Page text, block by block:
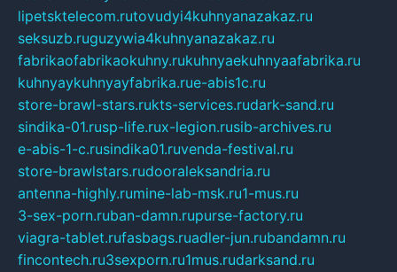
lipetsktelecom.rutovudyi4kuhnyanazakaz.ru
seksuzb.ruguzywia4kuhnyanazakaz.ru
fabrikaofabrikaokuhny.rukuhnyaekuhnyaafabrika.ru
kuhnyaykuhnyayfabrika.rue-abis1c.ru
store-brawl-stars.rukts-services.rudark-sand.ru
sindika-01.rusp-life.rux-legion.rusib-archives.ru
e-abis-1-c.rusindika01.ruvenda-festival.ru
store-brawlstars.rudooraleksandria.ru
antenna-highly.rumine-lab-msk.ru1-mus.ru
3-sex-porn.ruban-damn.rupurse-factory.ru
viagra-tablet.rufasbags.ruadler-jun.rubandamn.ru
fincontech.ru3sexporn.ru1mus.rudarksand.ru